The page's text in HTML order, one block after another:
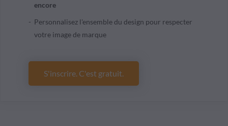
encore
Personnalisez l'ensemble du design pour respecter
votre image de marque
S'inscrire. C'est gratuit.